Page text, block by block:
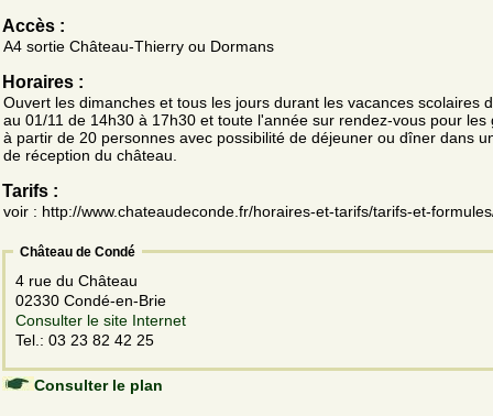
Accès :
A4 sortie Château-Thierry ou Dormans
Horaires :
Ouvert les dimanches et tous les jours durant les vacances scolaires
au 01/11 de 14h30 à 17h30 et toute l'année sur rendez-vous pour les
à partir de 20 personnes avec possibilité de déjeuner ou dîner dans
de réception du château.
Tarifs :
voir : http://www.chateaudeconde.fr/horaires-et-tarifs/tarifs-et-
Château de Condé
4 rue du Château
02330 Condé-en-Brie
Consulter le site Internet
Tel.: 03 23 82 42 25
Consulter le plan